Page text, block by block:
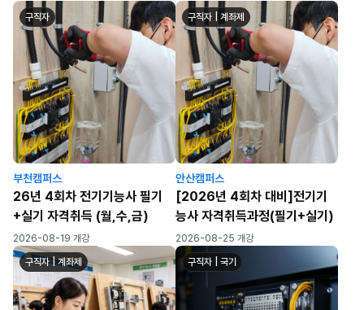
성/일반)
구직자
부천캠퍼스
26년 4회차 전기기능사 필기
+실기 자격취득 (월,수,금)
2026-08-19 개강
구직자 | 계좌제
안산캠퍼스
[2026년 4회차 대비]전기기
능사 자격취득과정(필기+실기)
2026-08-25 개강
구직자 | 계좌제 구직자 | 국기